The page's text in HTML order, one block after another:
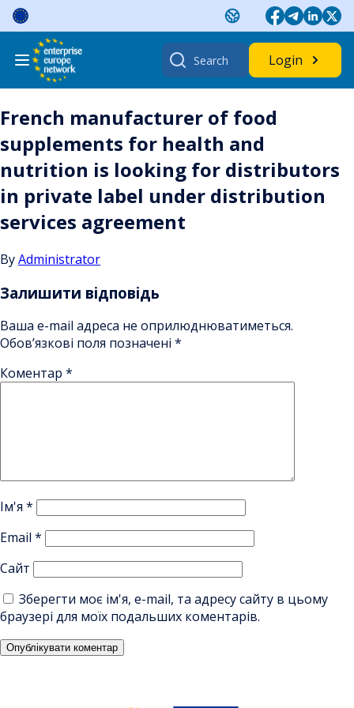
Skip
content
Search
for:
Login
French manufacturer of food
supplements for health and
nutrition is looking for distributors
in private label under distribution
services agreement
ByAdministrator
Залишити відповідь
Ваша e-mail адреса не оприлюднюватиметься.
Обов’язкові поля позначені *
Коментар *
Ім'я *
Email *
Сайт
Зберегти моє ім'я, e-mail, та адресу сайту в цьому
браузері для моїх подальших коментарів.